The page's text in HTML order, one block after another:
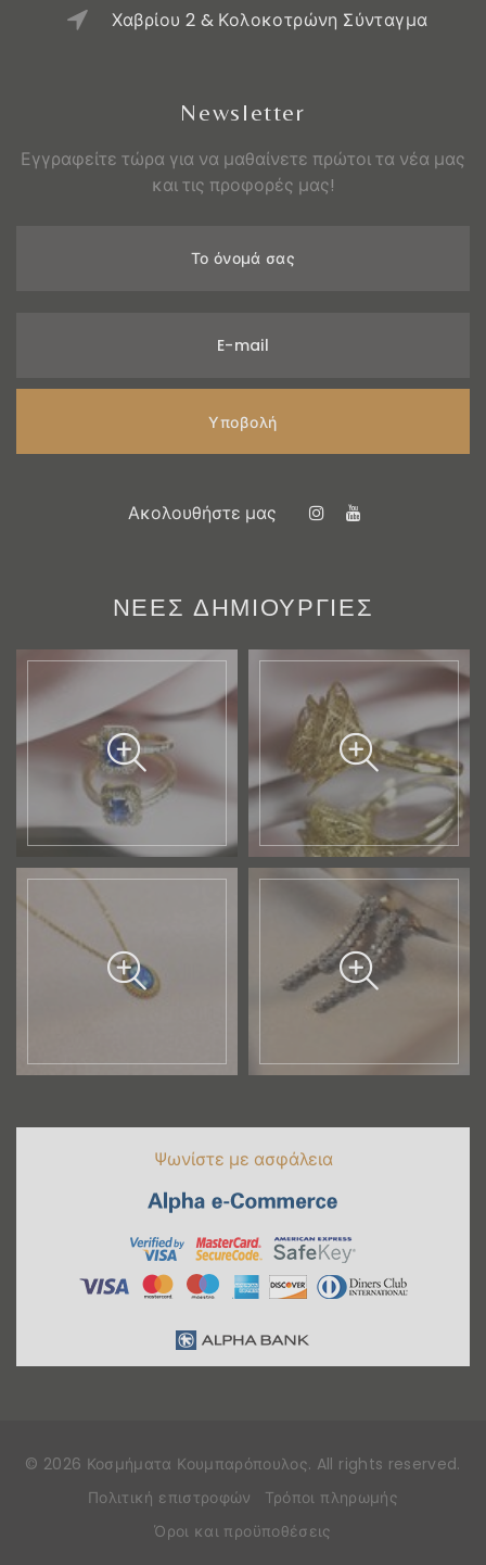
Χαβρίου 2 & Κολοκοτρώνη Σύνταγμα
Newsletter
Εγγραφείτε τώρα για να μαθαίνετε πρώτοι τα νέα μας
και τις προφορές μας!
Το όνομά σας
E-mail
Υποβολή
Ακολουθήστε μας
ΝΕΕΣ ΔΗΜΙΟΥΡΓΙΕΣ
Ψωνίστε με ασφάλεια
© 2026 Κοσμήματα Κουμπαρόπουλος. All rights reserved.
Πολιτική επιστροφών
Τρόποι πληρωμής
Όροι και προϋποθέσεις